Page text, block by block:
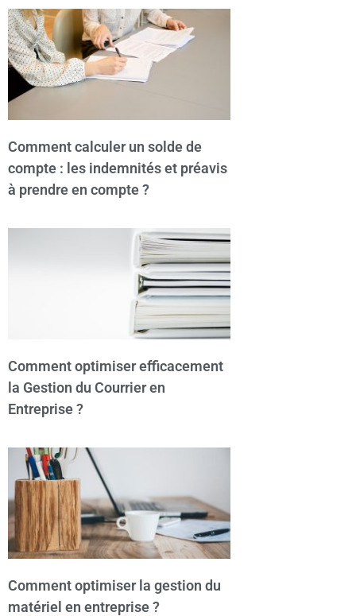
Comment calculer un solde de
compte : les indemnités et préavis
à prendre en compte ?
Comment optimiser efficacement
la Gestion du Courrier en
Entreprise ?
Comment optimiser la gestion du
matériel en entreprise ?